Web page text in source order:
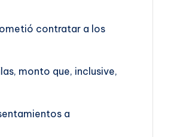
contratar a los
monto que, inclusive,
a